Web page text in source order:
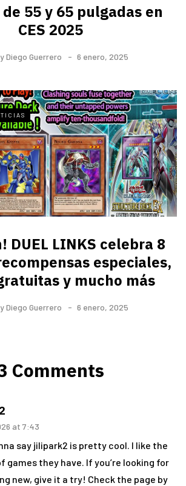
55 y 65 pulgadas en
CES 2025
Diego Guerrero 6 enero, 2025
DUEL LINKS celebra 8
especiales,
y mucho más
Diego Guerrero 6 enero, 2025
Comments
at 7:43
say jilipark2 is pretty cool. I like the
games they have. If you’re looking for
new, give it a try! Check the page by